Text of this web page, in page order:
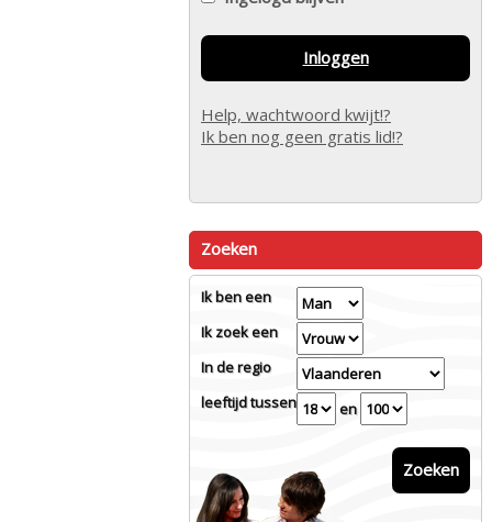
Inloggen
Help, wachtwoord kwijt!?
Ik ben nog geen gratis lid!?
Zoeken
Ik ben een
Ik zoek een
In de regio
leeftijd tussen
en
Zoeken